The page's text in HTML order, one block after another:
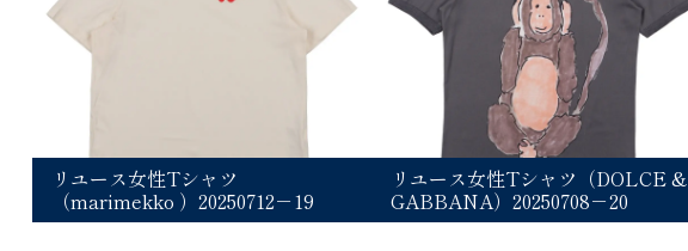
リユース女性Tシャツ
（marimekko ）20250712－19
リユース女性Tシャツ（DOLCE &
GABBANA）20250708－20